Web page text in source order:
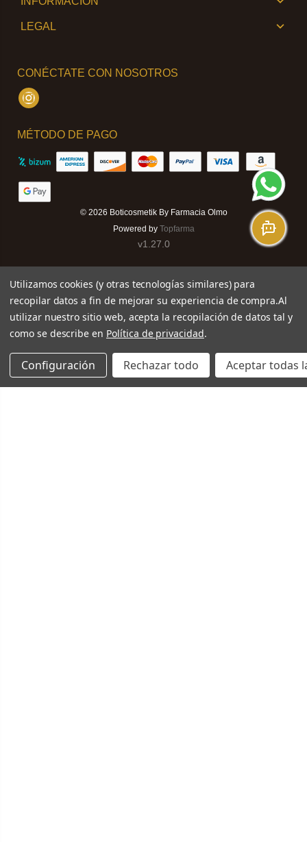
LEGAL
CONÉCTATE CON NOSOTROS
Instagram
MÉTODO DE PAGO
© 2026 Boticosmetik By Farmacia Olmo
Powered by Topfarma
v1.27.0
Utilizamos cookies (y otras tecnologías similares) para
recopilar datos a fin de mejorar su experiencia de compra.Al
utilizar nuestro sitio web, acepta la recopilación de datos tal y
como se describe en Política de privacidad.
Configuración Rechazar todo Aceptar todas